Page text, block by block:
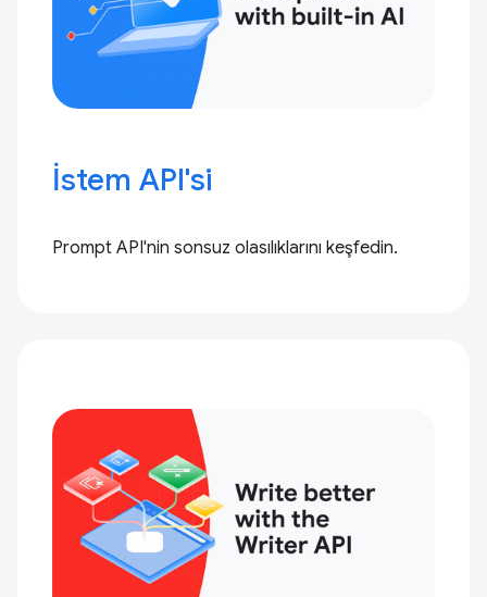
İstem API'si
Prompt API'nin sonsuz olasılıklarını keşfedin.